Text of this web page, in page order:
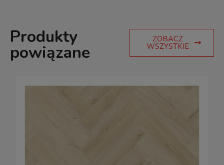
Produkty
powiązane
ZOBACZ
WSZYSTKIE